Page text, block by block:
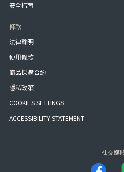
安全指南
條款
法律聲明
使用條款
商品採購合約
隱私政策
COOKIES SETTINGS
ACCESSIBILITY STATEMENT
社交媒